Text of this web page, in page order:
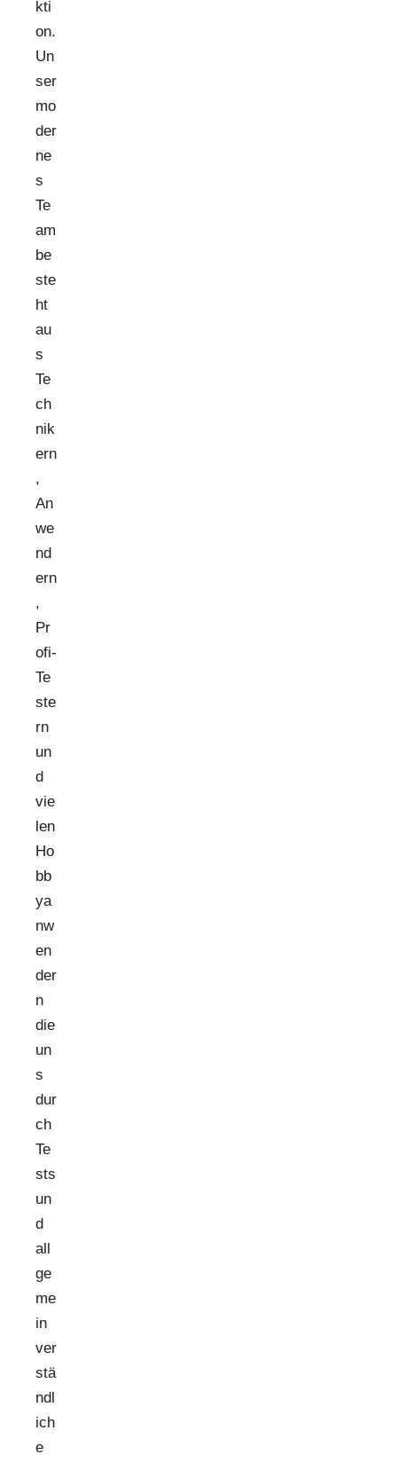
kti
on.
Un
ser
mo
der
ne
s
Te
am
be
ste
ht
au
s
Te
ch
nik
ern
,
An
we
nd
ern
,
Pr
ofi-
Te
ste
rn
un
d
vie
len
Ho
bb
ya
nw
en
der
n
die
un
s
dur
ch
Te
sts
un
d
all
ge
me
in
ver
stä
ndl
ich
e